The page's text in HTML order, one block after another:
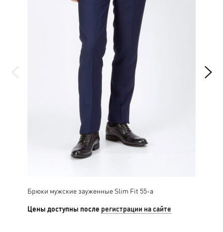
Брюки мужские зауженные Slim Fit 55-a
Цены доступны после регистрации на сайте